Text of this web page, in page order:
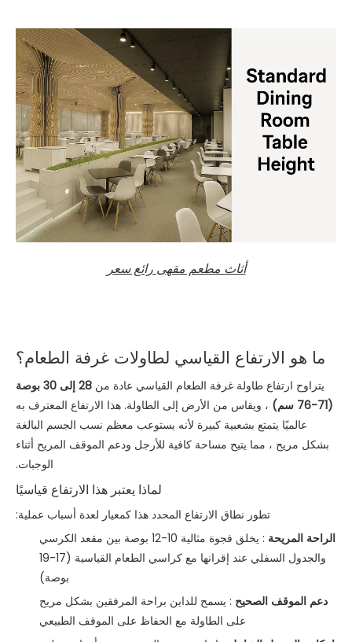
أثاث مطعم مقهى رائع سعر
ما هو الارتفاع القياسي لطاولات غرفة الطعام؟
يتراوح ارتفاع طاولة غرفة الطعام القياسي عادة من
28 إلى 30 بوصة
(71-76 سم)
، ويقاس من الأرض إلى الطاولة. هذا الارتفاع المعترف به
عالميًا يتمتع بشعبية كبيرة لأنه يستوعب معظم نسب الجسم البالغة
بشكل مريح ، مما يتيح مساحة كافية للأرجل ودعم الموقف المريح أثناء
الوجبات.
لماذا يعتبر هذا الارتفاع قياسيًا
تطور نطاق الارتفاع المحدد هذا كمعيار لعدة أسباب عملية:
الراحة المريحة
: يخلق فجوة مثالية 10-12 بوصة بين مقعد الكرسي
والجدول السفلي عند إقرانها مع كراسي الطعام القياسية (17-19
بوصة)
دعم الموقف الصحيح : يسمح للداين براحة المرفقين بشكل مريح
على الطاولة مع الحفاظ على الموقف الطبيعي